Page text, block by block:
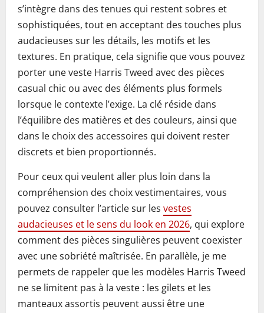
s’intègre dans des tenues qui restent sobres et
sophistiquées, tout en acceptant des touches plus
audacieuses sur les détails, les motifs et les
textures. En pratique, cela signifie que vous pouvez
porter une veste Harris Tweed avec des pièces
casual chic ou avec des éléments plus formels
lorsque le contexte l’exige. La clé réside dans
l’équilibre des matières et des couleurs, ainsi que
dans le choix des accessoires qui doivent rester
discrets et bien proportionnés.
Pour ceux qui veulent aller plus loin dans la
compréhension des choix vestimentaires, vous
pouvez consulter l’article sur les vestes
audacieuses et le sens du look en 2026, qui explore
comment des pièces singulières peuvent coexister
avec une sobriété maîtrisée. En parallèle, je me
permets de rappeler que les modèles Harris Tweed
ne se limitent pas à la veste : les gilets et les
manteaux assortis peuvent aussi être une